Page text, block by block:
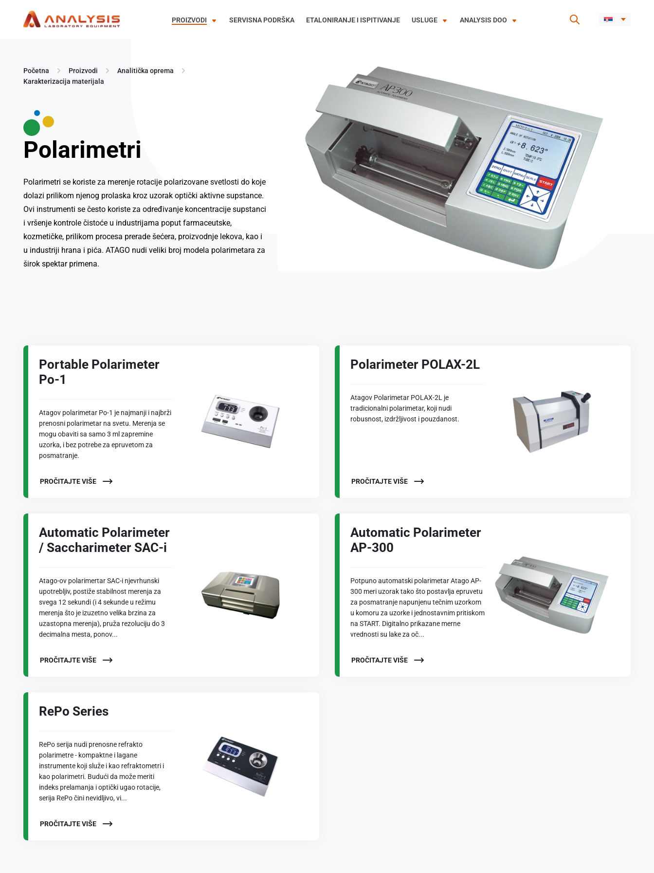
content
PROIZVODI SERVISNA PODRŠKA ETALONIRANJE I ISPITIVANJE USLUGE ANALYSIS DOO
Početna Proizvodi
Analitička oprema
Karakterizacija materijala
Polarimetri
Polarimetri se koriste za merenje rotacije polarizovane svetlosti do koje
dolazi prilikom njenog prolaska kroz uzorak optički aktivne supstance.
Ovi instrumenti se često koriste za određivanje koncentracije supstanci
i vršenje kontrole čistoće u industrijama poput farmaceutske,
kozmetičke, prilikom procesa prerade šećera, proizvodnje lekova, kao i
u industriji hrana i pića. ATAGO nudi veliki broj modela polarimetara za
širok spektar primena.
Portable Polarimeter
Po-1
Atagov polarimetar Po-1 je najmanji i najbrži
prenosni polarimetar na svetu. Merenja se
mogu obaviti sa samo 3 ml zapremine
uzorka, i bez potrebe za epruvetom za
posmatranje.
PROČITAJTE VIŠE
Polarimeter POLAX-2L
Atagov Polarimetar POLAX-2L je
tradicionalni polarimetar, koji nudi
robusnost, izdržljivost i pouzdanost.
PROČITAJTE VIŠE
Automatic Polarimeter
/ Saccharimeter SAC-i
Atago-ov polarimertar SAC-i njevrhunski
upotrebljiv, postiže stabilnost merenja za
svega 12 sekundi (i 4 sekunde u režimu
merenja što je izuzetno velika brzina za
uzastopna merenja), pruža rezoluciju do 3
decimalna mesta, ponov...
PROČITAJTE VIŠE
Automatic Polarimeter
AP-300
Potpuno automatski polarimetar Atago AP-
300 meri uzorak tako što postavlja epruvetu
za posmatranje napunjenu tečnim uzorkom
u komoru za uzorke i jednostavnim pritiskom
na START. Digitalno prikazane merne
vrednosti su lake za oč...
PROČITAJTE VIŠE
RePo Series
RePo serija nudi prenosne refrakto
polarimetre - kompaktne i lagane
instrumente koji služe i kao refraktometri i
kao polarimetri. Budući da može meriti
indeks prelamanja i optički ugao rotacije,
serija RePo čini nevidljivo, vi...
PROČITAJTE VIŠE